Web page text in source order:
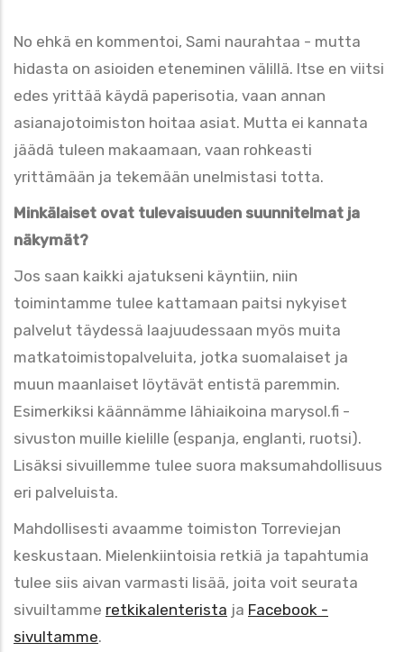
No ehkä en kommentoi, Sami naurahtaa - mutta
hidasta on asioiden eteneminen välillä. Itse en viitsi
edes yrittää käydä paperisotia, vaan annan
asianajotoimiston hoitaa asiat. Mutta ei kannata
jäädä tuleen makaamaan, vaan rohkeasti
yrittämään ja tekemään unelmistasi totta.
Minkälaiset ovat tulevaisuuden suunnitelmat ja
näkymät?
Jos saan kaikki ajatukseni käyntiin, niin
toimintamme tulee kattamaan paitsi nykyiset
palvelut täydessä laajuudessaan myös muita
matkatoimistopalveluita, jotka suomalaiset ja
muun maanlaiset löytävät entistä paremmin.
Esimerkiksi käännämme lähiaikoina marysol.fi -
sivuston muille kielille (espanja, englanti, ruotsi).
Lisäksi sivuillemme tulee suora maksumahdollisuus
eri palveluista.
Mahdollisesti avaamme toimiston Torreviejan
keskustaan. Mielenkiintoisia retkiä ja tapahtumia
tulee siis aivan varmasti lisää, joita voit seurata
sivuiltamme retkikalenterista ja Facebook -
sivultamme.